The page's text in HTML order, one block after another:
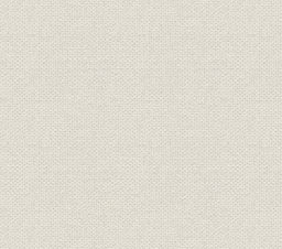
ットの製造
の製造
ート部
力の増強(昭和元年~十二年)
田鍵司